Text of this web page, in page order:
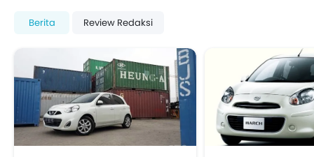
Berita Review Redaksi